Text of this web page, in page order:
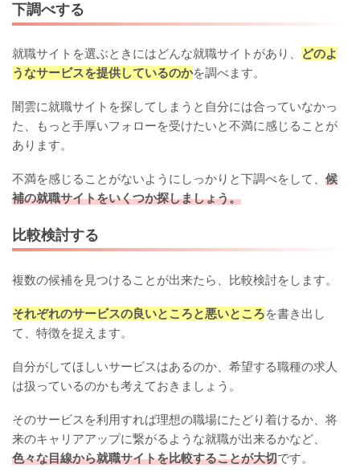
下調べする
就職サイトを選ぶときにはどんな就職サイトがあり、
どのよ
うなサービスを提供しているのかを調べます。
闇雲に就職サイトを探してしまうと自分には合っていなかっ
た、もっと手厚いフォローを受けたいと不満に感じることが
あります。
不満を感じることがないようにしっかりと下調べをして、 候
補の就職サイトをいくつか探しましょう。
比較検討する
複数の候補を見つけることが出来たら、比較検討をします。
それぞれのサービスの良いところと悪いところを書き出し
て、特徴を捉えます。
自分がしてほしいサービスはあるのか、希望する職種の求人
は扱っているのかも考えておきましょう。
そのサービスを利用すれば理想の職場にたどり着けるか、将
来のキャリアアップに繋がるような就職が出来るかなど、
色々な目線から就職サイトを比較することが大切です。